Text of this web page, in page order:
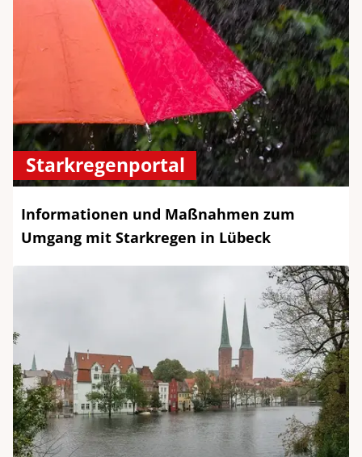
Starkregenportal
Informationen und Maßnahmen zum
Umgang mit Starkregen in Lübeck